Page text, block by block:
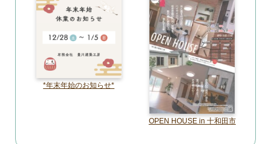
*年末年始のお知らせ*
OPEN HOUSE in 十和田市